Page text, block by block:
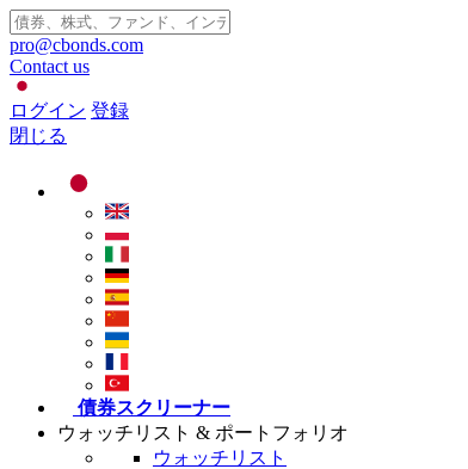
pro@cbonds.com
Contact us
ログイン 登録
閉じる
債券スクリーナー
ウォッチリスト & ポートフォリオ
ウォッチリスト